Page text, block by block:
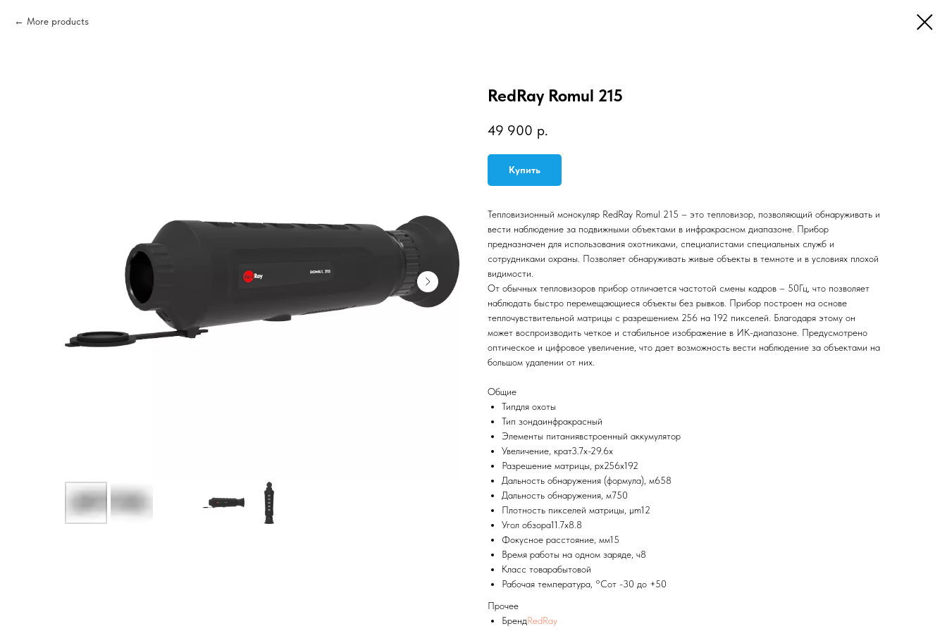
More products
RedRay Romul 215
49 900 р.
Купить
Тепловизионный монокуляр RedRay Romul 215 – это тепловизор, позволяющий обнаруживать и
вести наблюдение за подвижными объектами в инфракрасном диапазоне. Прибор
предназначен для использования охотниками, специалистами специальных служб и
сотрудниками охраны. Позволяет обнаруживать живые объекты в темноте и в условиях плохой
видимости.
От обычных тепловизоров прибор отличается частотой смены кадров – 50Гц, что позволяет
наблюдать быстро перемещающиеся объекты без рывков. Прибор построен на основе
теплочувствительной матрицы с разрешением 256 на 192 пикселей. Благодаря этому он
может воспроизводить четкое и стабильное изображение в ИК-диапазоне. Предусмотрено
оптическое и цифровое увеличение, что дает возможность вести наблюдение за объектами на
большом удалении от них.
Общие
Типдля охоты
Тип зондаинфракрасный
Элементы питаниявстроенный аккумулятор
Увеличение, крат3.7x-29.6x
Разрешение матрицы, px256x192
Дальность обнаружения (формула), м658
Дальность обнаружения, м750
Плотность пикселей матрицы, µm12
Угол обзора11.7x8.8
Фокусное расстояние, мм15
Время работы на одном заряде, ч8
Класс товарабытовой
Рабочая температура, °Сот -30 до +50
Прочее
БрендRedRay